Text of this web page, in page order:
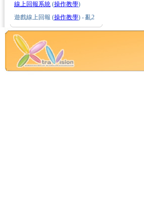
線上回報系統 (操作教學)
遊戲線上回報 (操作教學) - 亂2